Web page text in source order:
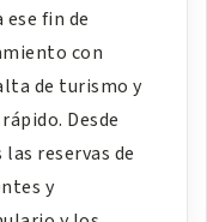
fin de
con
de turismo y
Desde
reservas de
y